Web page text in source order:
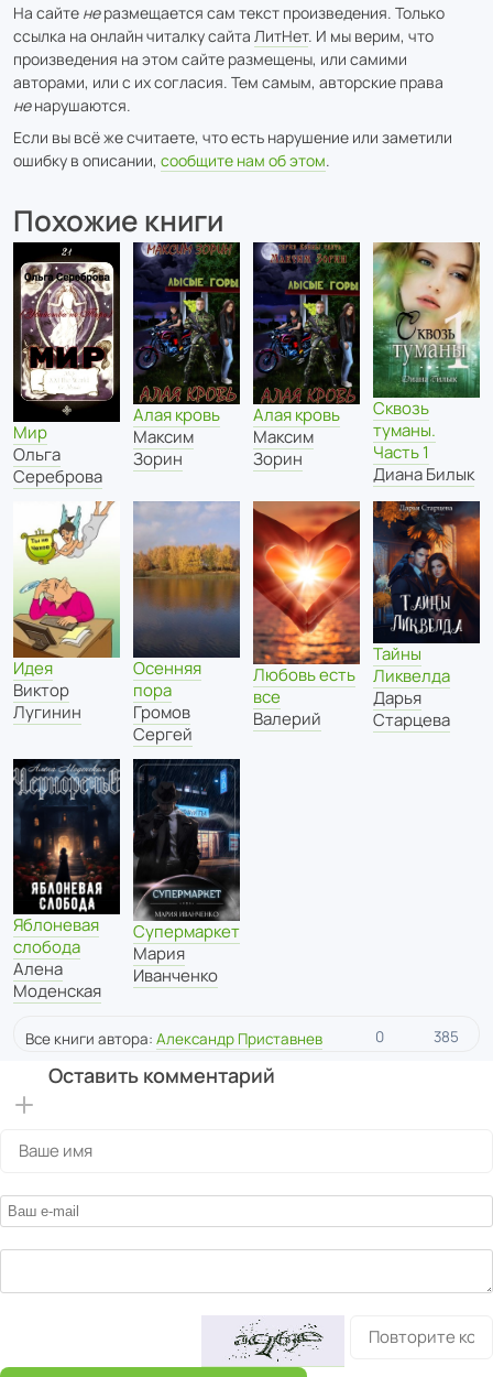
На сайте неразмещается сам текст произведения. Только
ссылка на онлайн читалку сайта ЛитНет. И мы верим, что
произведения на этом сайте размещены, или самими
авторами, или с их согласия. Тем самым, авторские права
ненарушаются.
Если вы всё же считаете, что есть нарушение или заметили
ошибку в описании, сообщите нам об этом.
Похожие книги
Мир
Ольга
Сереброва
Алая кровь
Максим
Зорин
Алая кровь
Максим
Зорин
Сквозь
туманы.
Часть 1
Диана Билык
Идея
Виктор
Лугинин
Осенняя
пора
Громов
Сергей
Любовь есть
все
Валерий
Тайны
Ликвелда
Дарья
Старцева
Яблоневая
слобода
Алена
Моденская
Супермаркет
Мария
Иванченко
Все книги автора: Александр Приставнев 0 385
Оставить комментарий